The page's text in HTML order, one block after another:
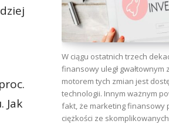
Jak
W ciągu ostatnich trzech
finansowy uległ gwałtownym
motorem tych zmian jest
technologii. Innym ważnym
fakt, że marketing finansowy
ciężkości ze